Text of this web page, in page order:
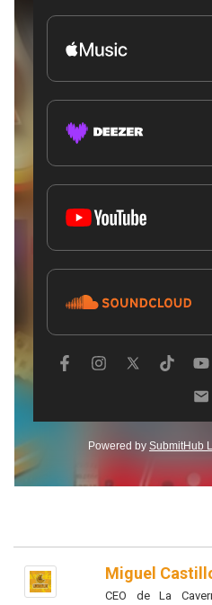
Miguel
CEO de La